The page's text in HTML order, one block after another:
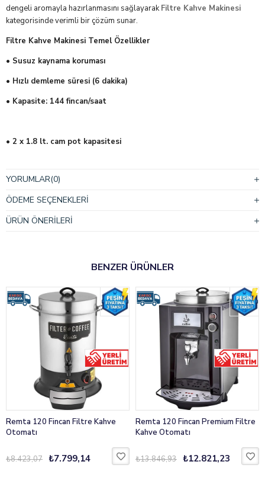
dengeli aromayla hazırlanmasını sağlayarakFiltre Kahve Makinesi
kategorisinde verimli bir çözüm sunar.
Filtre Kahve Makinesi Temel Özellikler
• Susuz kaynama koruması
• Hızlı demleme süresi (6 dakika)
• Kapasite: 144 fincan/saat
• 2 x 1.8 lt. cam pot kapasitesi
YORUMLAR(0)
ÖDEME SEÇENEKLERI
ÜRÜN ÖNERILERI
BENZER ÜRÜNLER
Remta 120 Fincan Filtre Kahve
Otomatı
₺7.799,14
₺8.423,07
Remta 120 Fincan Premium Filtre
Kahve Otomatı
₺12.821,23
₺13.846,93